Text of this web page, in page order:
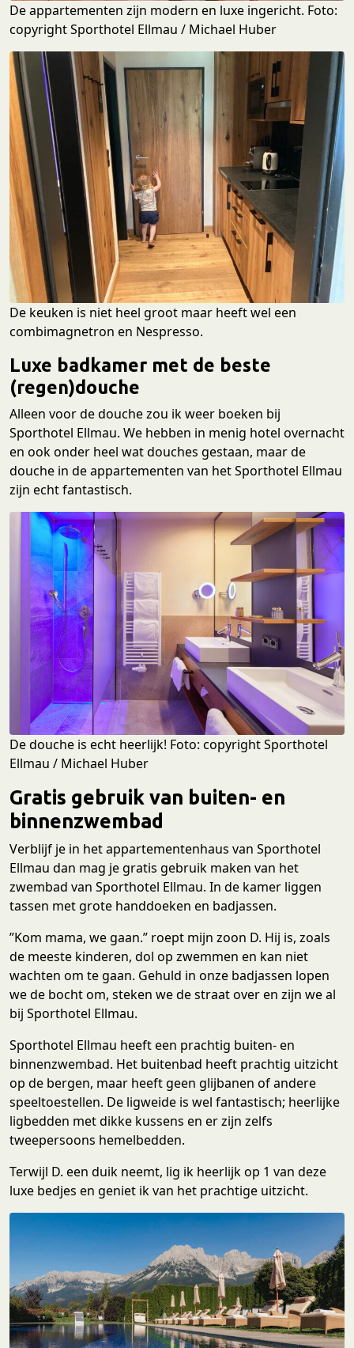
De appartementen zijn modern en luxe ingericht. Foto:
copyright Sporthotel Ellmau / Michael Huber
De keuken is niet heel groot maar heeft wel een
combimagnetron en Nespresso.
Luxe badkamer met de beste
(regen)douche
Alleen voor de douche zou ik weer boeken bij
Sporthotel Ellmau. We hebben in menig hotel overnacht
en ook onder heel wat douches gestaan, maar de
douche in de appartementen van het Sporthotel Ellmau
zijn echt fantastisch.
De douche is echt heerlijk! Foto: copyright Sporthotel
Ellmau / Michael Huber
Gratis gebruik van buiten- en
binnenzwembad
Verblijf je in het appartementenhaus van Sporthotel
Ellmau dan mag je gratis gebruik maken van het
zwembad van Sporthotel Ellmau. In de kamer liggen
tassen met grote handdoeken en badjassen.
”Kom mama, we gaan.” roept mijn zoon D. Hij is, zoals
de meeste kinderen, dol op zwemmen en kan niet
wachten om te gaan. Gehuld in onze badjassen lopen
we de bocht om, steken we de straat over en zijn we al
bij Sporthotel Ellmau.
Sporthotel Ellmau heeft een prachtig buiten- en
binnenzwembad. Het buitenbad heeft prachtig uitzicht
op de bergen, maar heeft geen glijbanen of andere
speeltoestellen. De ligweide is wel fantastisch; heerlijke
ligbedden met dikke kussens en er zijn zelfs
tweepersoons hemelbedden.
Terwijl D. een duik neemt, lig ik heerlijk op 1 van deze
luxe bedjes en geniet ik van het prachtige uitzicht.